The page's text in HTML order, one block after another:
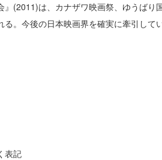
』(2011)は、カナザワ映画祭、ゆうば
。今後の日本映画界を確実に牽引して
表記